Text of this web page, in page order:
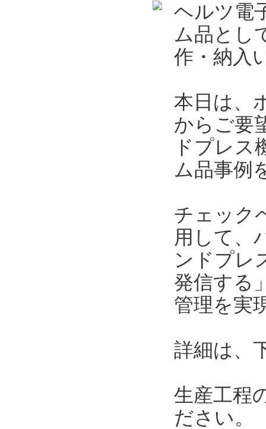
ヘルツ電
ム品とし
作・納入
本日は、
からご要
ドプレス
ム品事例
チェック
用して、
ンドプレ
発信する
管理を実
詳細は、
生産工程
ださい。